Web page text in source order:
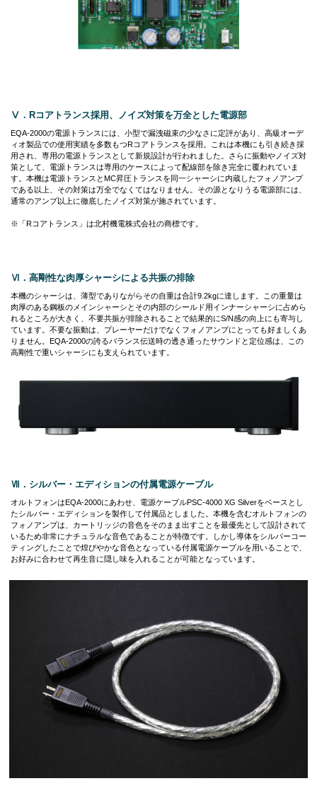
Ⅴ．Rコアトランス採用、ノイズ対策を万全とした電源部
EQA-2000の電源トランスには、小型で漏洩磁束の少なさに定評があり、高級オーデ
ィオ製品での使用実績を多数もつRコアトランスを採用。これは本機にも引き続き採
用され、専用の電源トランスとして新規設計が行われました。さらに振動やノイズ対
策として、電源トランスは専用のケースによって配線部を除き完全に覆われていま
す。本機は電源トランスとMC昇圧トランスを同一シャーシに内蔵したフォノアンプ
である以上、その対策は万全でなくてはなりません。その源となりうる電源部には、
通常のアンプ以上に徹底したノイズ対策が施されています。
※「Rコアトランス」は北村機電株式会社の商標です。
Ⅵ．高剛性な肉厚シャーシによる共振の排除
本機のシャーシは、薄型でありながらその自重は合計9.2kgに達します。この重量は
肉厚のある鋼板のメインシャーシとその内部のシールド用インナーシャーシに占めら
れるところが大きく、不要共振が排除されることで結果的にS/N感の向上にも寄与し
ています。不要な振動は、プレーヤーだけでなくフォノアンプにとっても好ましくあ
りません。EQA-2000の誇るバランス伝送時の透き通ったサウンドと定位感は、この
高剛性で重いシャーシにも支えられています。
Ⅶ．シルバー・エディションの付属電源ケーブル
オルトフォンはEQA-2000にあわせ、電源ケーブルPSC-4000 XG Silverをベースとし
たシルバー・エディションを製作して付属品としました。本機を含むオルトフォンの
フォノアンプは、カートリッジの音色をそのまま出すことを最優先として設計されて
いるため非常にナチュラルな音色であることが特徴です。しかし導体をシルバーコー
ティングしたことで煌びやかな音色となっている付属電源ケーブルを用いることで、
お好みに合わせて再生音に隠し味を入れることが可能となっています。